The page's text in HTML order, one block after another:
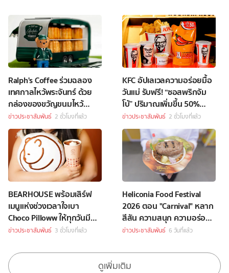
Ralph's Coffee ร่วมฉลอง
เทศกาลไหว้พระจันทร์ ด้วย
กล่องของขวัญขนมไหว้
พระจันทร์สุดพิเศษ
ข่าวประชาสัมพันธ์ 2 ชั่วโมงที่แล้ว
KFC อัปเลเวลความอร่อยมื้อ
วันแม่ รับฟรี! “ซอสพริกจัม
โบ้” ปริมาณเพิ่มขึ้น 50%
เพียงซื้อชุดบักเก็ตที่ร่วม
รายการราคา 349 บาทขึ้นไป
ข่าวประชาสัมพันธ์ 2 ชั่วโมงที่แล้ว
BEARHOUSE พร้อมเสิร์ฟ
เมนูแห่งช่วงเวลาใจเบา
Choco Pilloww ให้ทุกวันมี
“Soft Moment”
ข่าวประชาสัมพันธ์ 3 ชั่วโมงที่แล้ว
Heliconia Food Festival
2026 ตอน "Carnival" หลาก
สีสัน ความสนุก ความอร่อย
Celebrity Chef กว่า 70 ชีวิต
ข่าวประชาสัมพันธ์ 6 วันที่แล้ว
ดูเพิ่มเติม